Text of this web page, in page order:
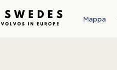
Mappa